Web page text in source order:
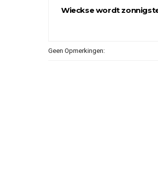
Wieckse wordt
Geen Opmerkingen: